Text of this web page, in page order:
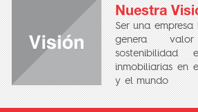
Nuestra
Ser una
genera
sostenibilidad
inmobiliarias en
y el mundo